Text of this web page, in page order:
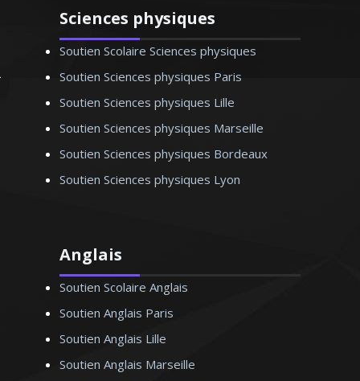
Sciences physiques
Soutien Scolaire Sciences physiques
Soutien Sciences physiques Paris
Soutien Sciences physiques Lille
Soutien Sciences physiques Marseille
Soutien Sciences physiques Bordeaux
Soutien Sciences physiques Lyon
Anglais
Soutien Scolaire Anglais
Soutien Anglais Paris
Soutien Anglais Lille
Soutien Anglais Marseille